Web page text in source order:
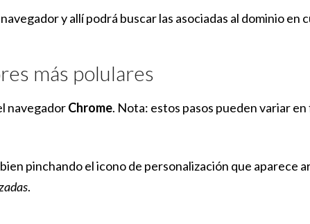
y allí podrá buscar las asociadas al dominio en
más polulares
navegadorChrome. Nota: estos pasos pueden variar
pinchando el icono de personalización que aparece
.